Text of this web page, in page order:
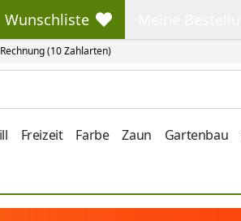
(10 Zahlarten)
Wunschliste
Wunschliste
Freizeit Farbe Zaun Gartenbau